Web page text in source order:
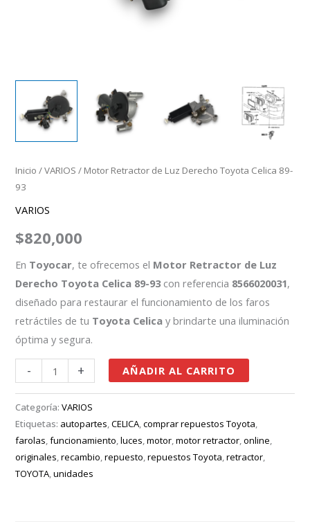
Inicio /VARIOS / Motor Retractor de Luz Derecho Toyota Celica 89-
93
VARIOS
$820,000
En Toyocar, te ofrecemos el Motor Retractor de Luz
Derecho Toyota Celica 89-93 con referencia 8566020031,
diseñado para restaurar el funcionamiento de los faros
retráctiles de tu Toyota Celica y brindarte una iluminación
óptima y segura.
- + AÑADIR AL CARRITO
Categoría:VARIOS
Etiquetas: autopartes ,CELICA ,comprar repuestos Toyota
farolas ,funcionamiento ,luces ,motor ,motor retractor ,online
originales ,recambio ,repuesto ,repuestos Toyota ,retractor
TOYOTA ,unidades